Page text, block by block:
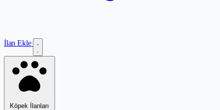
İlan Ekle
Köpek İlanları